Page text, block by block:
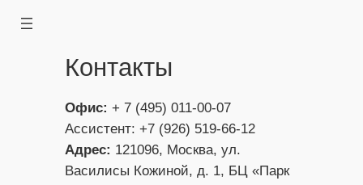
Перейти
содержимомуКонтакты
Офис: + 7 (495) 011-00-07
Ассистент: +7 (926) 519-66-12
Адрес: 121096, Москва, ул.
Василисы Кожиной, д. 1, БЦ «Парк